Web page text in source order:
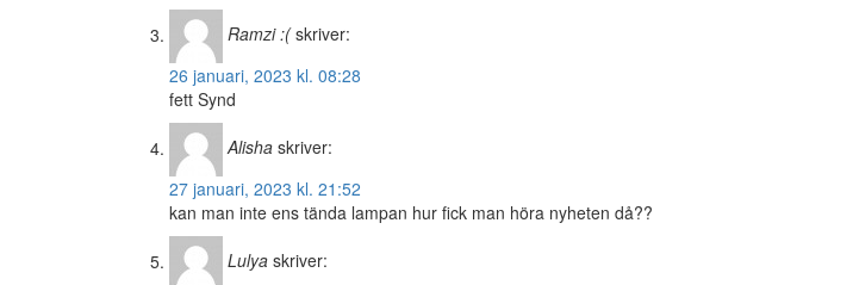
Ramzi :( skriver:
26 januari, 2023 kl. 08:28
fett Synd
Alisha skriver:
27 januari, 2023 kl. 21:52
kan man inte ens tända lampan hur fick man höra nyheten då??
Lulya skriver: